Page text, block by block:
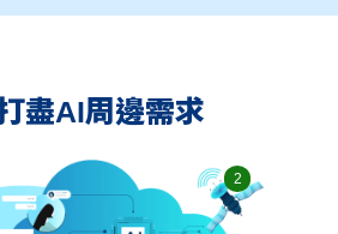
盡AI周邊需求
2